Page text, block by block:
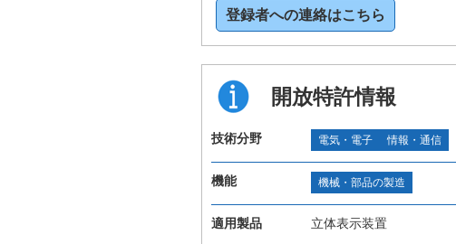
登録者への連絡はこちら
開放特許情報
技術分野 電気・電子 情報・通信
機能 機械・部品の製造
適用製品 立体表示装置